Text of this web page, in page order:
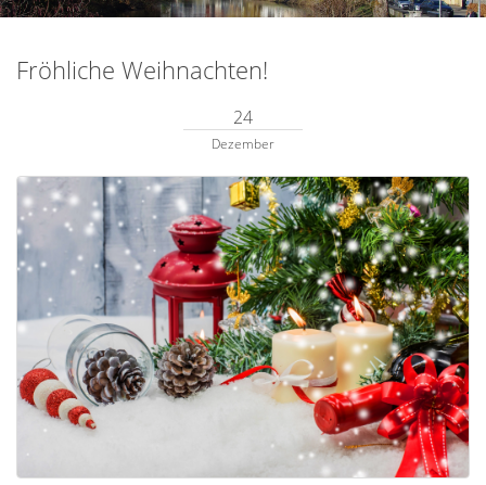
Fröhliche Weihnachten!
24
Dezember